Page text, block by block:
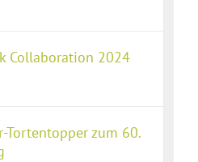
Collaboration 2024
Tortentopper zum 60.